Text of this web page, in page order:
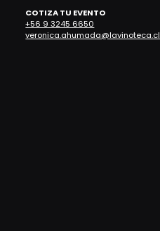
COTIZA TU EVENTO
+56 9 3245 6650
veronica.ahumada@lavinoteca.cl